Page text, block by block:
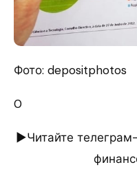
Фото: depositphotos
0
►Читайте